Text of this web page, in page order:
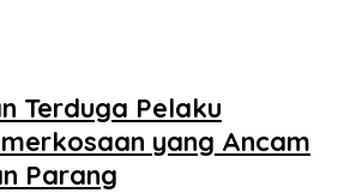
Terduga Pelaku
yang Ancam
Parang